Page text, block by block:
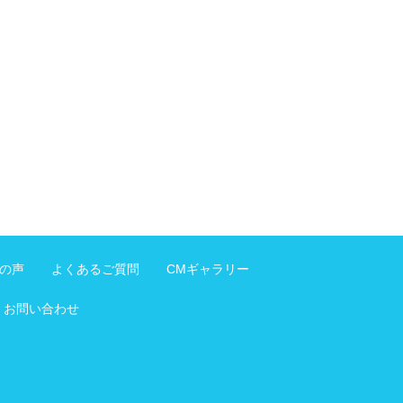
声 よくあるご質問 CMギャラリー
お問い合わせ